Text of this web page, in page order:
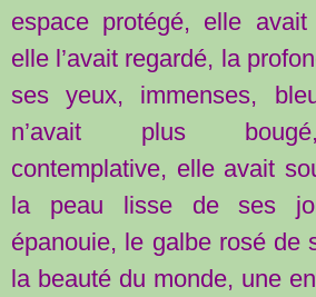
espace protégé, elle
elle l’avait regardé, la
ses yeux, immenses,
n’avait plus
contemplative, elle avait
la peau lisse de ses
épanouie, le galbe rosé de
la beauté du monde, une